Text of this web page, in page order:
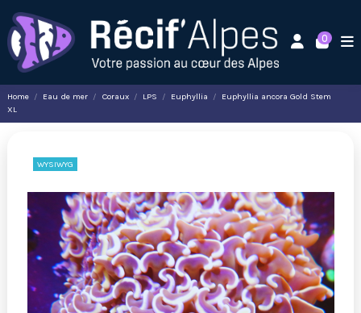
0
Home Eau de mer Coraux LPS Euphyllia
Euphyllia ancora Gold Stem
XL
WYSIWYG